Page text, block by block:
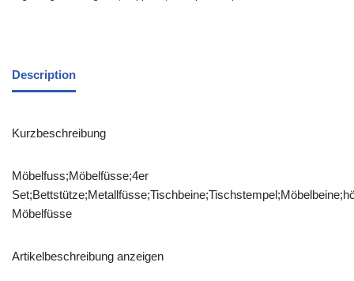
Description
Kurzbeschreibung
Möbelfuss;Möbelfüsse;4er
Möbelfüsse
Artikelbeschreibung anzeigen